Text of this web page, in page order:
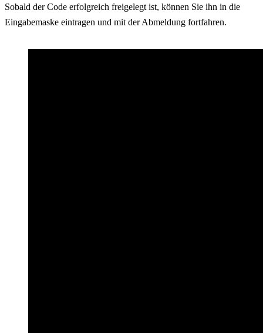
Sobald der Code erfolgreich freigelegt ist, können Sie ihn in die
Eingabemaske eintragen und mit der Abmeldung fortfahren.